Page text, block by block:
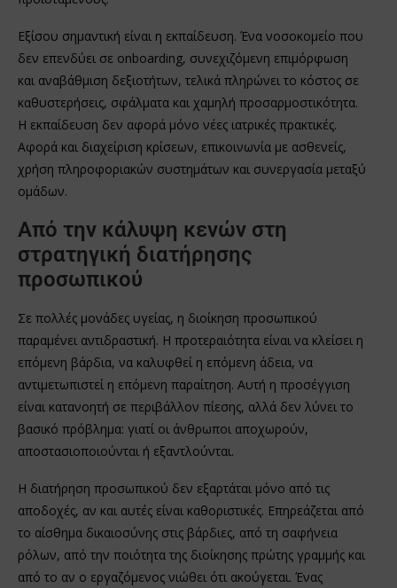
Εξίσου σημαντική είναι η εκπαίδευση. Ένα νοσοκομείο που
δεν επενδύει σε onboarding, συνεχιζόμενη επιμόρφωση
και αναβάθμιση δεξιοτήτων, τελικά πληρώνει το κόστος σε
καθυστερήσεις, σφάλματα και χαμηλή προσαρμοστικότητα.
Η εκπαίδευση δεν αφορά μόνο νέες ιατρικές πρακτικές.
Αφορά και διαχείριση κρίσεων, επικοινωνία με ασθενείς,
χρήση πληροφοριακών συστημάτων και συνεργασία μεταξύ
ομάδων.
Από την κάλυψη κενών στη
στρατηγική διατήρησης
προσωπικού
Σε πολλές μονάδες υγείας, η διοίκηση προσωπικού
παραμένει αντιδραστική. Η προτεραιότητα είναι να κλείσει η
επόμενη βάρδια, να καλυφθεί η επόμενη άδεια, να
αντιμετωπιστεί η επόμενη παραίτηση. Αυτή η προσέγγιση
είναι κατανοητή σε περιβάλλον πίεσης, αλλά δεν λύνει το
βασικό πρόβλημα: γιατί οι άνθρωποι αποχωρούν,
αποστασιοποιούνται ή εξαντλούνται.
Η διατήρηση προσωπικού δεν εξαρτάται μόνο από τις
αποδοχές, αν και αυτές είναι καθοριστικές. Επηρεάζεται από
το αίσθημα δικαιοσύνης στις βάρδιες, από τη σαφήνεια
ρόλων, από την ποιότητα της διοίκησης πρώτης γραμμής και
από το αν ο εργαζόμενος νιώθει ότι ακούγεται. Ένας